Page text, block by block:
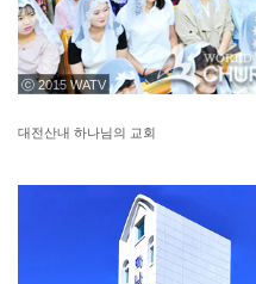
ⓒ 2015 WATV
대전산내 하나님의 교회